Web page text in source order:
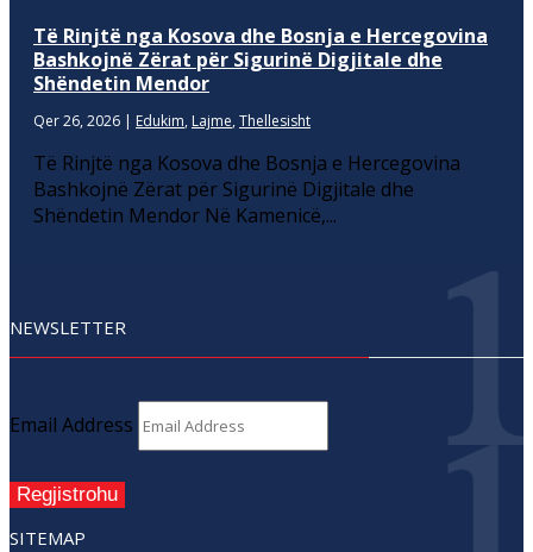
Të Rinjtë nga Kosova dhe Bosnja e Hercegovina
Bashkojnë Zërat për Sigurinë Digjitale dhe
Shëndetin Mendor
Qer 26, 2026 | Edukim, Lajme, Thellesisht
Të Rinjtë nga Kosova dhe Bosnja e Hercegovina
Bashkojnë Zërat për Sigurinë Digjitale dhe
Shëndetin Mendor Në Kamenicë,...
NEWSLETTER
Email Address
Regjistrohu
SITEMAP